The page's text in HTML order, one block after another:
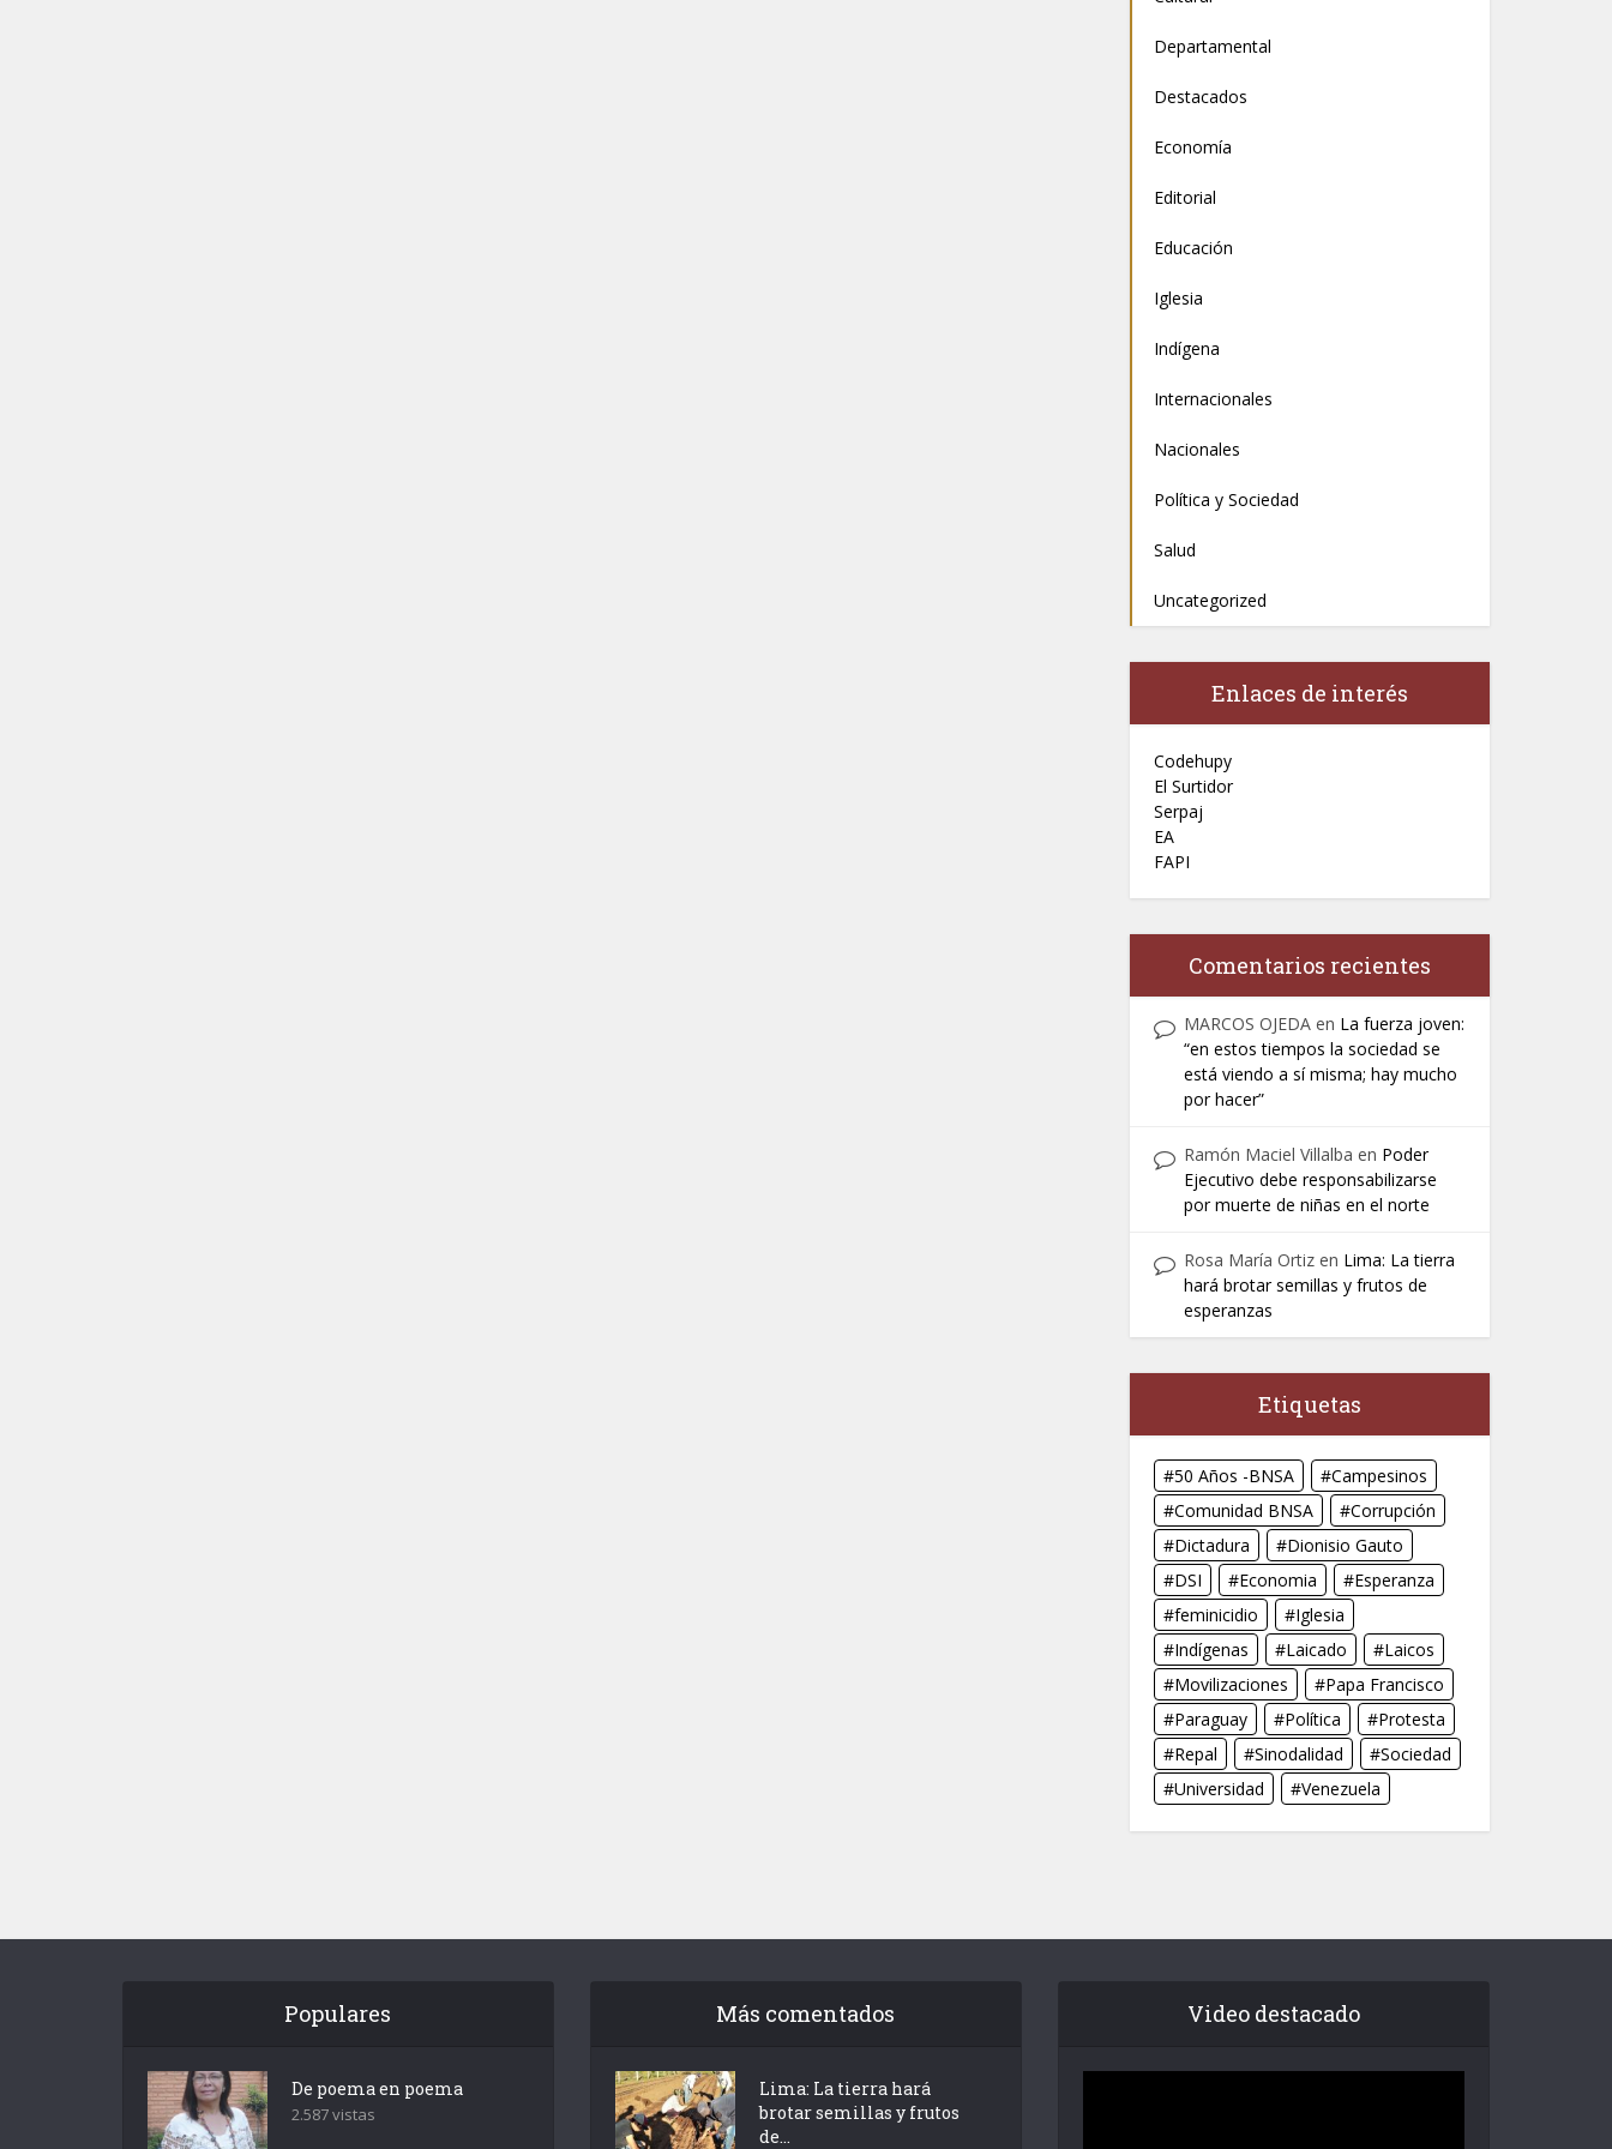
Departamental
Destacados
Economía
Editorial
Educación
Iglesia
Indígena
Internacionales
Nacionales
Política y Sociedad
Salud
Uncategorized
Enlaces de interés
Codehupy
El Surtidor
Serpaj
EA
FAPI
Comentarios recientes
MARCOS OJEDA en La fuerza joven:
“en estos tiempos la sociedad se
está viendo a sí misma; hay mucho
por hacer”
Ramón Maciel Villalba en Poder
Ejecutivo debe responsabilizarse
por muerte de niñas en el norte
Rosa María Ortiz en Lima: La tierra
hará brotar semillas y frutos de
esperanzas
Etiquetas
50 Años -BNSA
Campesinos
Comunidad BNSA
Corrupción
Dictadura
Dionisio Gauto
DSI
Economia
Esperanza
feminicidio
Iglesia
Indígenas
Laicado
Laicos
Movilizaciones
Papa Francisco
Paraguay
Política
Protesta
Repal
Sinodalidad
Sociedad
Universidad
Venezuela
Populares
De poema en poema
2.587 vistas
Más comentados
Lima: La tierra hará
brotar semillas y frutos
de...
Video destacado